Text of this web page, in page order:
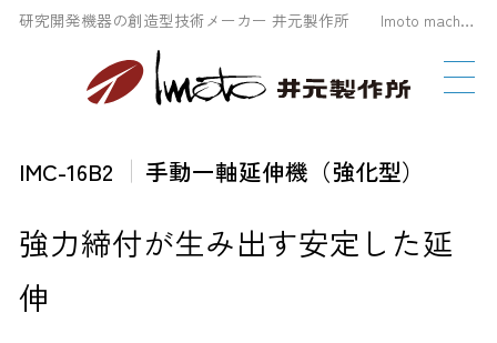
研究開発機器の創造型技術メーカー 井元製作所 Imoto machinery Co., LTD
IMC-16B2 手動一軸延伸機（強化型）
強力締付が生み出す安定した延
伸